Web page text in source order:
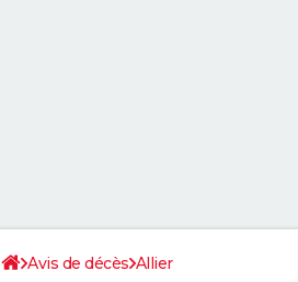
Avis de décès Allier